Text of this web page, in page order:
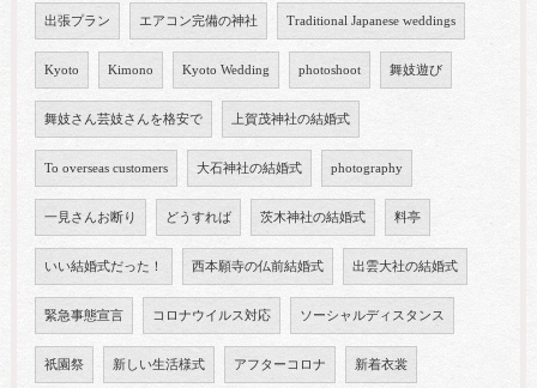
出張プラン エアコン完備の神社 Traditional Japanese weddings
Kyoto Kimono Kyoto Wedding photoshoot 舞妓遊び
舞妓さん芸妓さんを格安で 上賀茂神社の結婚式
To overseas customers 大石神社の結婚式 photography
一見さんお断り どうすれば 茨木神社の結婚式 料亭
いい結婚式だった！ 西本願寺の仏前結婚式 出雲大社の結婚式
緊急事態宣言 コロナウイルス対応 ソーシャルディスタンス
祇園祭 新しい生活様式 アフターコロナ 新着衣裳